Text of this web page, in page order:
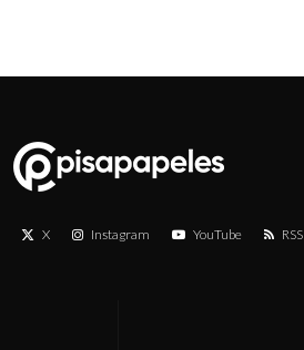
X Instagram YouTube RSS